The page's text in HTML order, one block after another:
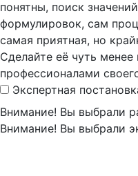
понятны, поиск
формулировок, сам
самая приятная, но
Сделайте её чуть менее
профессионалами
Экспертная
Внимание! Вы выбрали
Внимание! Вы выбрали